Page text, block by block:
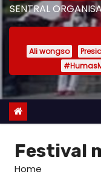
SENTRAL
Ali wongso
Festival
Home